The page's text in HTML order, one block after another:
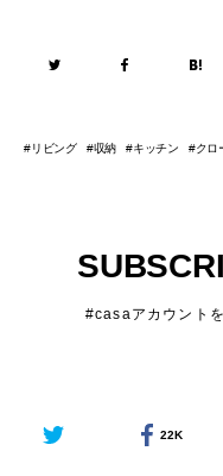
リビング 収納 キッチン クロ
#casaアカウント
22K